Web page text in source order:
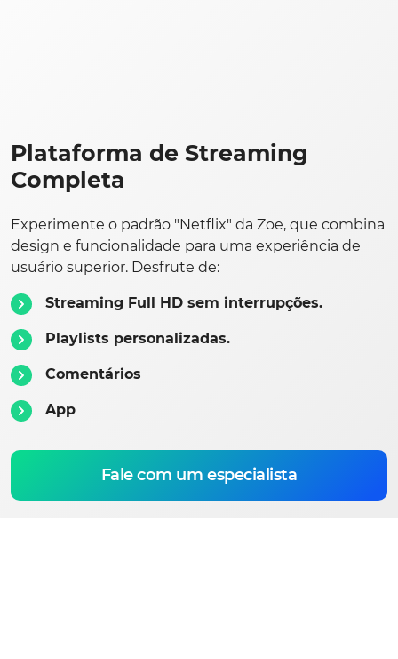
Plataforma de Streaming
Completa
Experimente o padrão "Netflix" da Zoe, que combina
design e funcionalidade para uma experiência de
usuário superior. Desfrute de:
Streaming Full HD sem interrupções.
Playlists personalizadas.
Comentários
App
Fale com um especialista